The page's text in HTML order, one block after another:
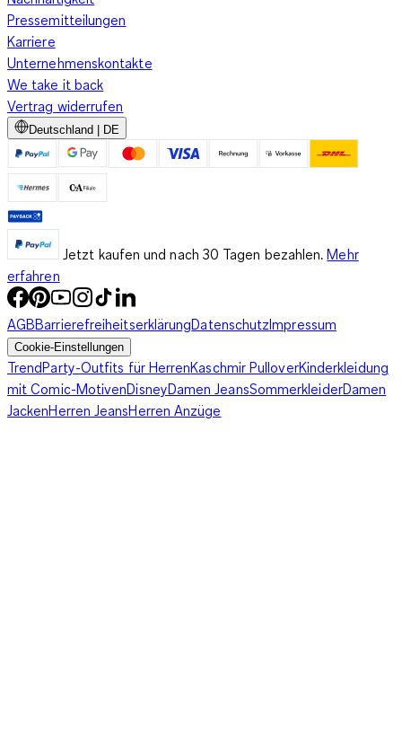
Pressemitteilungen
Karriere
Unternehmenskontakte
We take it back
Vertrag widerrufen
Deutschland | DE
Jetzt kaufen und nach 30 Tagen bezahlen. Mehr
erfahren
AGBBarrierefreiheitserklärungDatenschutzImpressum
Cookie-Einstellungen
TrendParty-Outfits für HerrenKaschmir PulloverKinderkleidung
mit Comic-MotivenDisneyDamen JeansSommerkleiderDamen
JackenHerren JeansHerren Anzüge